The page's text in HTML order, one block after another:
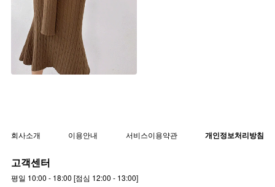
[체온UP] 루니 꽈배기 3종 니트
세트 (머플러set)
▨F/W고별전 50%▨
st6300s [44~66] 3color
회사소개 이용안내 서비스이용약관 개인정보처리방침
고객센터
평일 10:00 - 18:00 [점심 12:00 - 13:00]